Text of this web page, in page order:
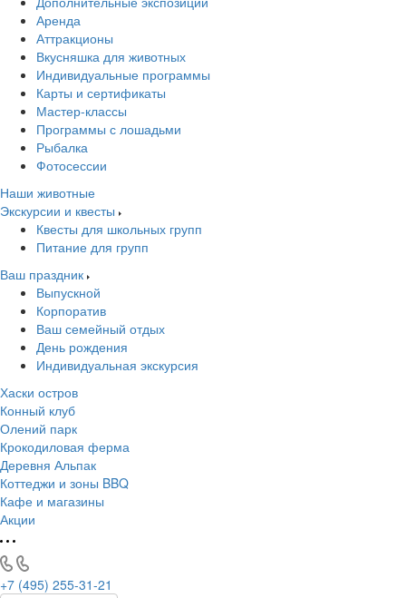
Аренда
Аттракционы
Вкусняшка для животных
Индивидуальные программы
Карты и сертификаты
Мастер-классы
Программы с лошадьми
Рыбалка
Фотосессии
Наши животные
Экскурсии и квесты
Квесты для школьных групп
Питание для групп
Ваш праздник
Выпускной
Корпоратив
Ваш семейный отдых
День рождения
Индивидуальная экскурсия
Хаски остров
Конный клуб
Олений парк
Крокодиловая ферма
Деревня Альпак
Коттеджи и зоны BBQ
Кафе и магазины
Акции
+7 (495) 255-31-21